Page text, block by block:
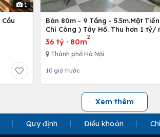
1
Bán 80m - 9 Tầng - 5.5m.Mặt
Chí Công ) Tây Hồ. Thu hơn 1 tỷ/
36 tỷ · 80m
2
Thành phố Hà Nội
10 giờ trước
Xem thêm
Quy định Điều khoản